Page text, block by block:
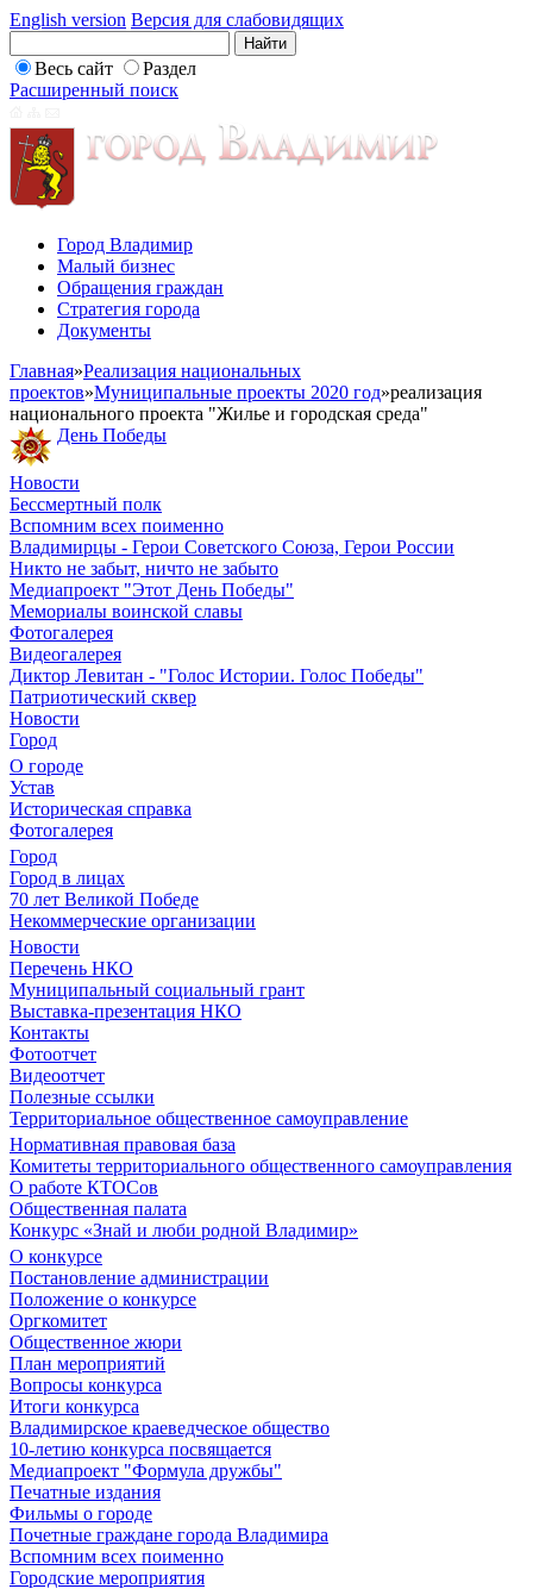
English version Версия для слабовидящих
Весь сайт
Раздел
Расширенный поиск
Город Владимир
Малый бизнес
Обращения граждан
Стратегия города
Документы
Главная»Реализация национальных
проектов»Муниципальные проекты 2020 год»реализация
национального проекта "Жилье и городская среда"
День Победы
Новости
Бессмертный полк
Вспомним всех поименно
Владимирцы - Герои Советского Союза, Герои России
Никто не забыт, ничто не забыто
Медиапроект "Этот День Победы"
Мемориалы воинской славы
Фотогалерея
Видеогалерея
Диктор Левитан - "Голос Истории. Голос Победы"
Патриотический сквер
Новости
Город
О городе
Устав
Историческая справка
Фотогалерея
Город
Город в лицах
70 лет Великой Победе
Некоммерческие организации
Новости
Перечень НКО
Муниципальный социальный грант
Выставка-презентация НКО
Контакты
Фотоотчет
Видеоотчет
Полезные ссылки
Территориальное общественное самоуправление
Нормативная правовая база
Комитеты территориального общественного самоуправления
О работе КТОСов
Общественная палата
Конкурс «Знай и люби родной Владимир»
О конкурсе
Постановление администрации
Положение о конкурсе
Оргкомитет
Общественное жюри
План мероприятий
Вопросы конкурса
Итоги конкурса
Владимирское краеведческое общество
10-летию конкурса посвящается
Медиапроект "Формула дружбы"
Печатные издания
Фильмы о городе
Почетные граждане города Владимира
Вспомним всех поименно
Городские мероприятия